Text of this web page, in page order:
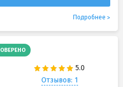
Подробнее
Отзывов: 1